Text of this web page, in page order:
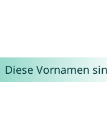
Diese Vornamen